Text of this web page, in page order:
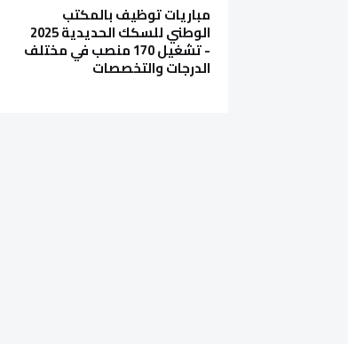
مباريات توظيف بالمكتب
الوطني للسكك الحديدية 2025
- تشغيل 170 منصب في مختلف
الدرجات والتخصصات